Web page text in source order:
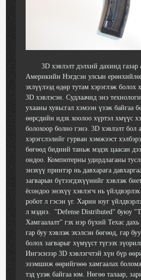
3D хэвлэлт дэлхий дахинд газар
Америкийн Нэгдсэн улсын
эхлүүлээд өдөр тутам хэрэглэж болох
3D хэвлэсэн. Судлаачид энэ
ухааны хувьсгал хэмээн үзэж байгаа
өөрсдийн идэх хоолоо хүртэл хмүүс
болохоор болно гэнэ. 3D хэвлэлт бол
хэрэгслэлийг гурван хэмжээст
бөгөөд бидний таньж мэдэх цаасан
ондоо. Компютерны удирдлаганы
энэхүү принтэр нь давхарага
загварын бүтээгдэхүүнийг хэвлэж
ёсондоо энэхүү хэвлэгч нь
робот л гэсэн үг. Харин юуг
л мэднэ. "Defense Distributed" буюу
Хамгаалалт" гэх нэр бүхий Техас дахь
гар буу хэвлэж эхэлсэн бөгөөд, гар
болох загварыг хүмүүст түгээх
Ингэснээр 3D хэвлэгчтэй хүн бүр
эзэмшиж өөрийгөөө хамгаалах
тэд үзэж байгаа юм. Нөгөө талаар,